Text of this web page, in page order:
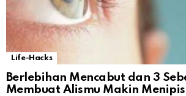
Life-Hacks
Berlebihan Mencabut dan 3
Membuat Alismu Makin Menipis